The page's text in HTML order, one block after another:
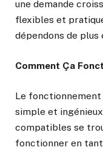
une demande
flexibles et
dépendons de plus
Comment Ça
Le
simple et
compatibles se
fonctionner en